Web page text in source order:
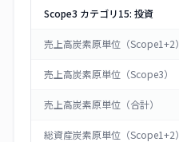
Scope3 カテゴリ15: 投資
売上高炭素原単位（Scope1+2）
売上高炭素原単位（Scope3）
売上高炭素原単位（合計）
総資産炭素原単位（Scope1+2）